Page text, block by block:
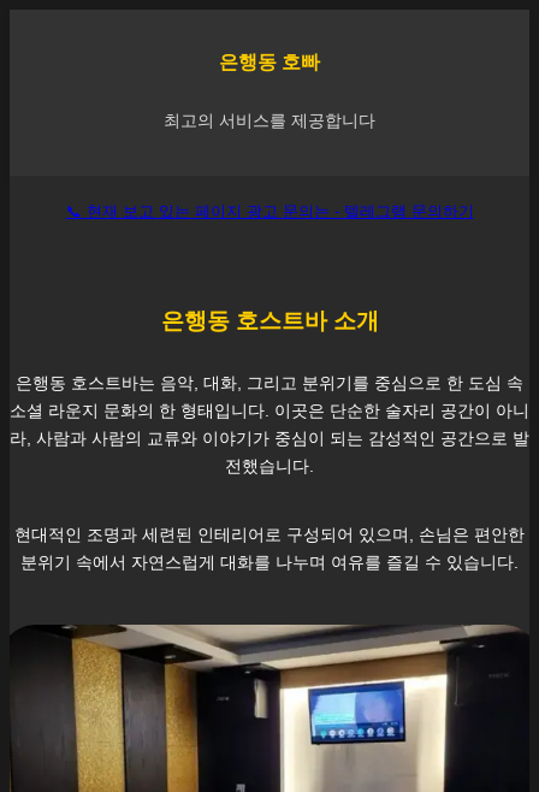
은행동 호빠
최고의 서비스를 제공합니다
📞 현재 보고 있는 페이지 광고 문의는 - 텔레그램 문의하기
은행동호스트바 소개
은행동 호스트바는 음악, 대화, 그리고 분위기를 중심으로 한 도심 속
소셜 라운지 문화의 한 형태입니다. 이곳은 단순한 술자리 공간이 아니
라, 사람과 사람의 교류와 이야기가 중심이 되는 감성적인 공간으로 발
전했습니다.
현대적인 조명과 세련된 인테리어로 구성되어 있으며, 손님은 편안한
분위기 속에서 자연스럽게 대화를 나누며 여유를 즐길 수 있습니다.